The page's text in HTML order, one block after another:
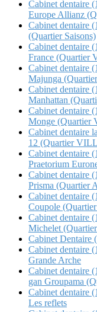
Cabinet dentaire
Europe Allianz
Cabinet dentaire
(Quartier Saisons)
Cabinet dentaire
France (Quartier
Cabinet dentaire
Majunga
Cabinet dentaire
Manhattan
Cabinet dentaire
Monge (Quartier
Cabinet dentaire
12 (Quartier
Cabinet dentaire
Praetorium
Cabinet dentaire
Prisma (Quartier
Cabinet dentaire
Coupole
Cabinet dentaire
Michelet
Cabinet Dentaire
Cabinet dentaire
Grande Arche
Cabinet dentaire
gan Groupama
Cabinet dentaire
Les reflets